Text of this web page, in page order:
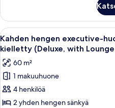
kuvat
kulmassa
(Deluxe
King,
with
Access)
Avaa
kaikki
huonetyypin
Kahden
hengen
executive-
huone
26
Kahden hengen executive-
kielletty (Deluxe, with Lounge
60 m²
1 makuuhuone
4 henkilöä
2 yhden hengen sänkyä